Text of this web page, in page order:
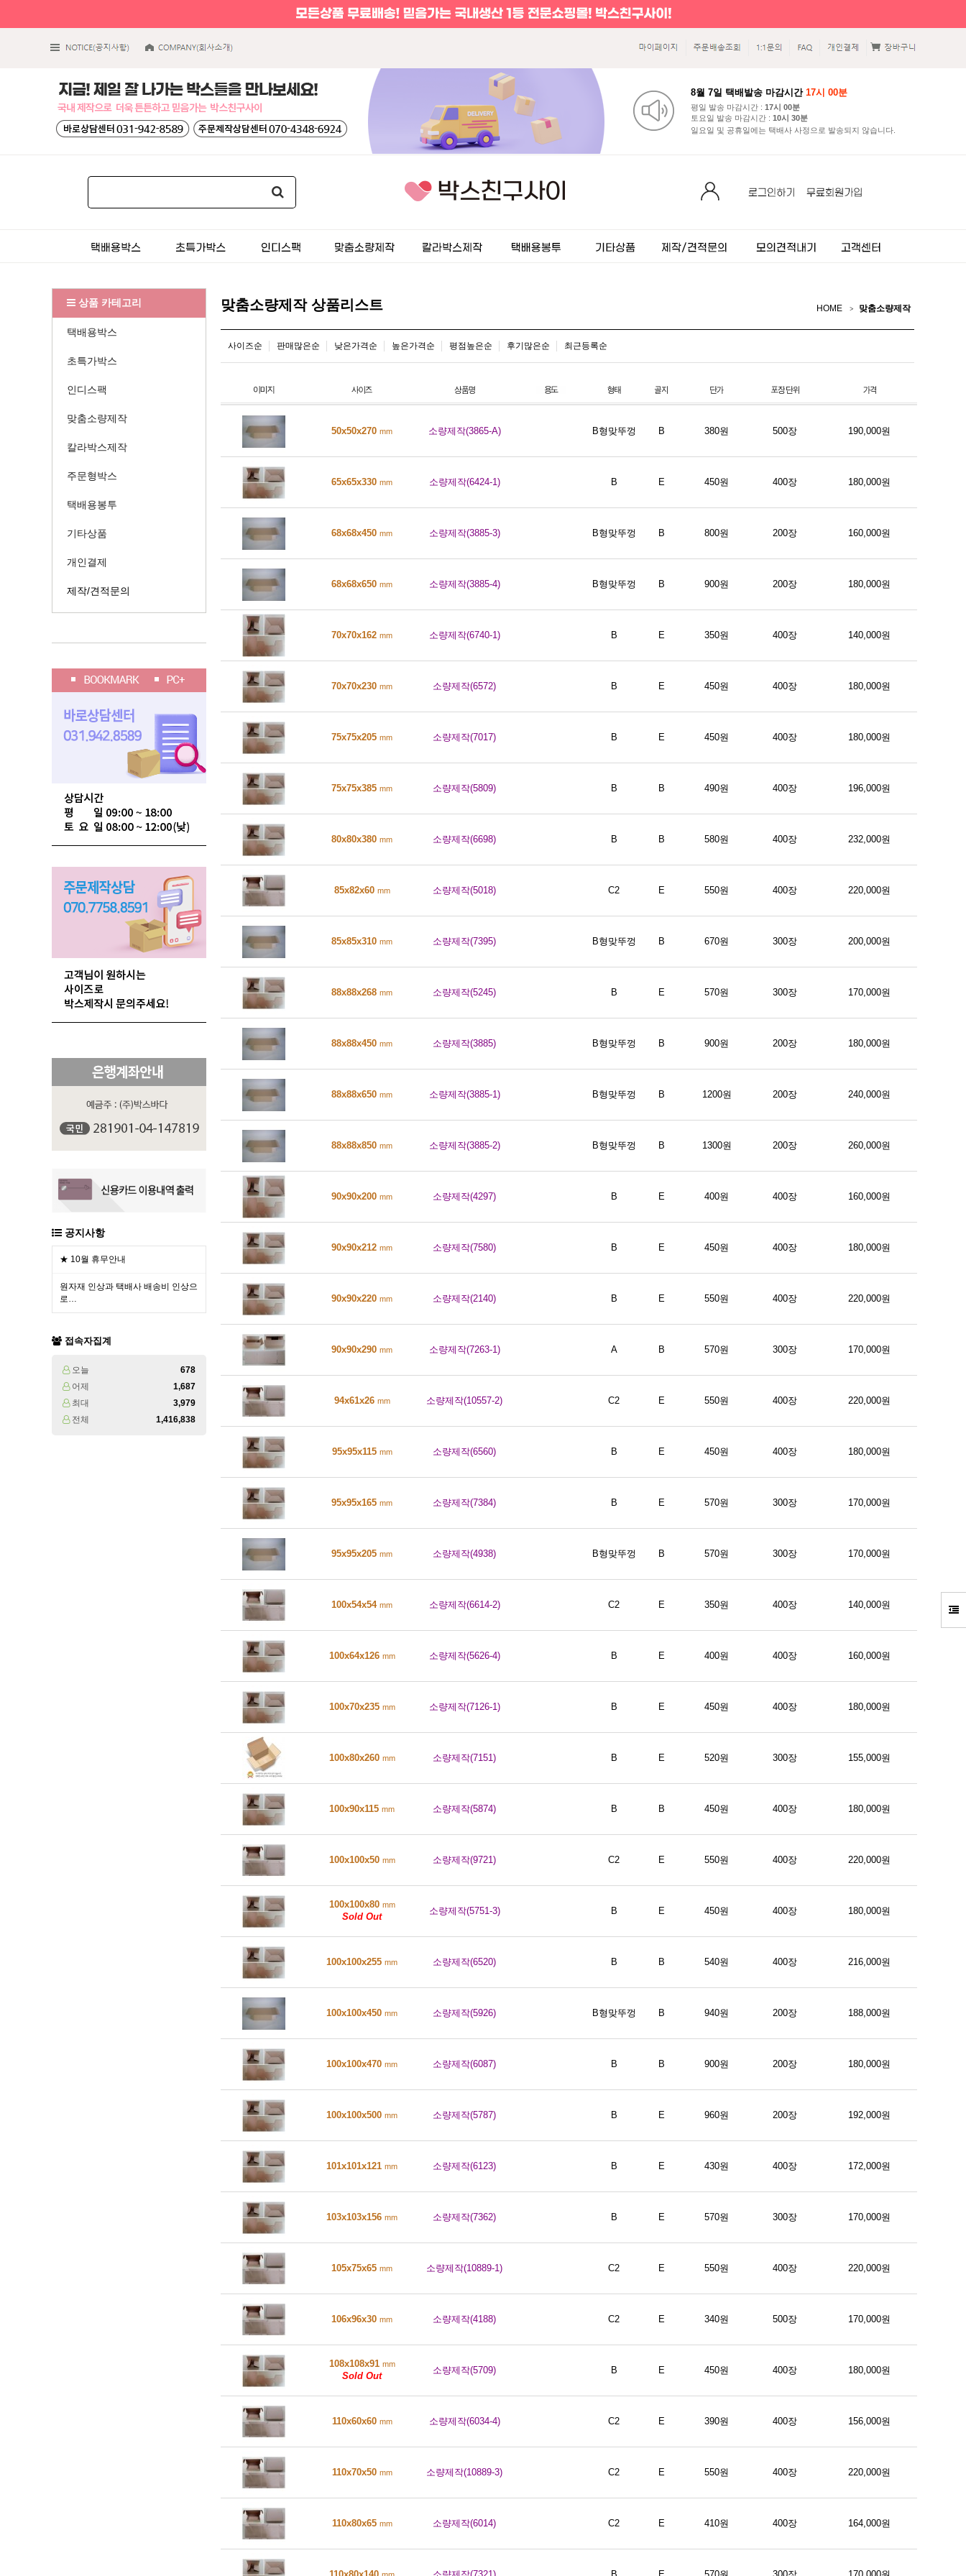
8월 7일 택배발송 마감시간 17시 00분
평일 발송 마감시간 : 17시 00분
토요일 발송 마감시간 : 10시 30분
일요일 및 공휴일에는 택배사 사정으로 발송되지 않습니다.
상품 카테고리
택배용박스
초특가박스
인디스팩
맞춤소량제작
칼라박스제작
주문형박스
택배용봉투
기타상품
개인결제
제작/견적문의
공지사항
★ 10월 휴무안내
원자재 인상과 택배사 배송비 인상으
로…
접속자집계
오늘
678
어제
1,687
최대
3,979
전체
1,416,838
맞춤소량제작 상품리스트 HOME 맞춤소량제작
사이즈순 판매많은순 낮은가격순 높은가격순 평점높은순 후기많은순 최근등록순
50x50x270 mm 소량제작(3865-A) B형맞뚜껑 B 380원 500장 190,000원
65x65x330 mm 소량제작(6424-1) B E 450원 400장 180,000원
68x68x450 mm 소량제작(3885-3) B형맞뚜껑 B 800원 200장 160,000원
68x68x650 mm 소량제작(3885-4) B형맞뚜껑 B 900원 200장 180,000원
70x70x162 mm 소량제작(6740-1) B E 350원 400장 140,000원
70x70x230 mm 소량제작(6572) B E 450원 400장 180,000원
75x75x205 mm 소량제작(7017) B E 450원 400장 180,000원
75x75x385 mm 소량제작(5809) B B 490원 400장 196,000원
80x80x380 mm 소량제작(6698) B B 580원 400장 232,000원
85x82x60 mm 소량제작(5018) C2 E 550원 400장 220,000원
85x85x310 mm 소량제작(7395) B형맞뚜껑 B 670원 300장 200,000원
88x88x268 mm 소량제작(5245) B E 570원 300장 170,000원
88x88x450 mm 소량제작(3885) B형맞뚜껑 B 900원 200장 180,000원
88x88x650 mm 소량제작(3885-1) B형맞뚜껑 B 1200원 200장 240,000원
88x88x850 mm 소량제작(3885-2) B형맞뚜껑 B 1300원 200장 260,000원
90x90x200 mm 소량제작(4297) B E 400원 400장 160,000원
90x90x212 mm 소량제작(7580) B E 450원 400장 180,000원
90x90x220 mm 소량제작(2140) B E 550원 400장 220,000원
90x90x290 mm 소량제작(7263-1) A B 570원 300장 170,000원
94x61x26 mm 소량제작(10557-2) C2 E 550원 400장 220,000원
95x95x115 mm 소량제작(6560) B E 450원 400장 180,000원
95x95x165 mm 소량제작(7384) B E 570원 300장 170,000원
95x95x205 mm 소량제작(4938) B형맞뚜껑 B 570원 300장 170,000원
100x54x54 mm 소량제작(6614-2) C2 E 350원 400장 140,000원
100x64x126 mm 소량제작(5626-4) B E 400원 400장 160,000원
100x70x235 mm 소량제작(7126-1) B E 450원 400장 180,000원
100x80x260 mm 소량제작(7151) B E 520원 300장 155,000원
100x90x115 mm 소량제작(5874) B B 450원 400장 180,000원
100x100x50 mm 소량제작(9721) C2 E 550원 400장 220,000원
100x100x80 mm
Sold Out
소량제작(5751-3) B E 450원 400장 180,000원
100x100x255 mm 소량제작(6520) B B 540원 400장 216,000원
100x100x450 mm 소량제작(5926) B형맞뚜껑 B 940원 200장 188,000원
100x100x470 mm 소량제작(6087) B B 900원 200장 180,000원
100x100x500 mm 소량제작(5787) B E 960원 200장 192,000원
101x101x121 mm 소량제작(6123) B E 430원 400장 172,000원
103x103x156 mm 소량제작(7362) B E 570원 300장 170,000원
105x75x65 mm 소량제작(10889-1) C2 E 550원 400장 220,000원
106x96x30 mm 소량제작(4188) C2 E 340원 500장 170,000원
108x108x91 mm
Sold Out
소량제작(5709) B E 450원 400장 180,000원
110x60x60 mm 소량제작(6034-4) C2 E 390원 400장 156,000원
110x70x50 mm 소량제작(10889-3) C2 E 550원 400장 220,000원
110x80x65 mm 소량제작(6014) C2 E 410원 400장 164,000원